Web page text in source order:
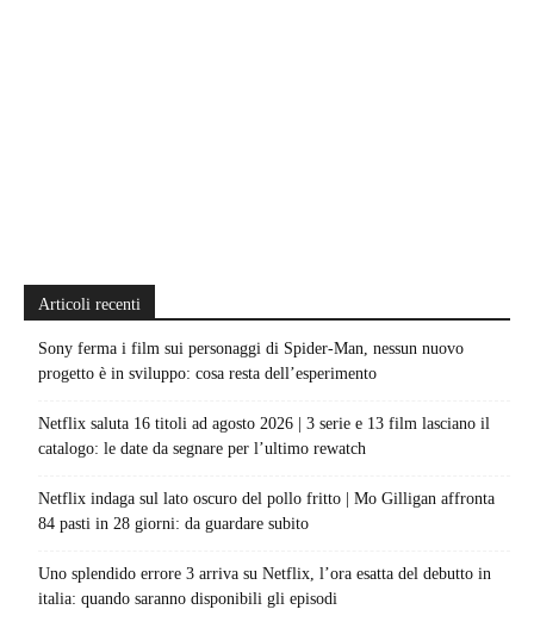
Articoli recenti
Sony ferma i film sui personaggi di Spider-Man, nessun nuovo
progetto è in sviluppo: cosa resta dell’esperimento
Netflix saluta 16 titoli ad agosto 2026 | 3 serie e 13 film lasciano il
catalogo: le date da segnare per l’ultimo rewatch
Netflix indaga sul lato oscuro del pollo fritto | Mo Gilligan affronta
84 pasti in 28 giorni: da guardare subito
Uno splendido errore 3 arriva su Netflix, l’ora esatta del debutto in
italia: quando saranno disponibili gli episodi